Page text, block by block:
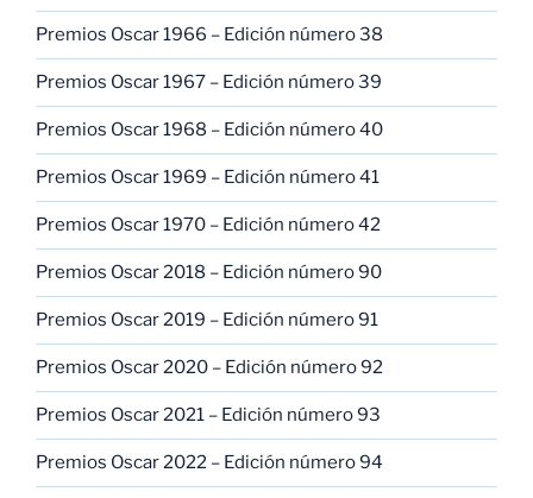
Premios Oscar 1966 – Edición número 38
Premios Oscar 1967 – Edición número 39
Premios Oscar 1968 – Edición número 40
Premios Oscar 1969 – Edición número 41
Premios Oscar 1970 – Edición número 42
Premios Oscar 2018 – Edición número 90
Premios Oscar 2019 – Edición número 91
Premios Oscar 2020 – Edición número 92
Premios Oscar 2021 – Edición número 93
Premios Oscar 2022 – Edición número 94